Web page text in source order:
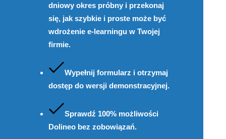
dniowy okres próbny i przekonaj
się, jak szybkie i proste może być
wdrożenie e-learningu w Twojej
firmie.
Wypełnij formularz i otrzymaj
dostęp do wersji demonstracyjnej.
Sprawdź 100% możliwości
Dolineo bez zobowiązań.